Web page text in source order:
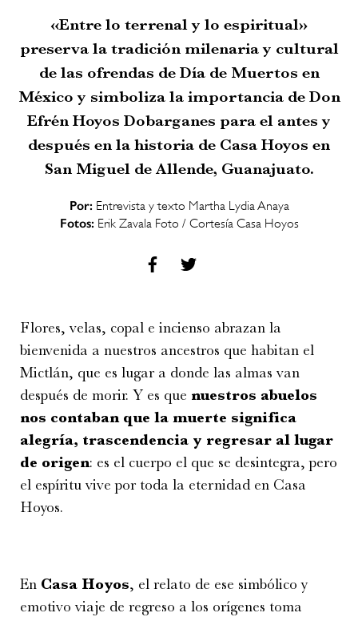
«Entre lo terrenal y lo espiritual»
preserva la tradición milenaria y cultural
de las ofrendas de Día de Muertos en
México y simboliza la importancia de Don
Efrén Hoyos Dobarganes para el antes y
después en la historia de Casa Hoyos en
San Miguel de Allende, Guanajuato.
Por: Entrevista y texto Martha Lydia Anaya
Fotos: Erik Zavala Foto / Cortesía Casa Hoyos
Flores, velas, copal e incienso abrazan la
bienvenida a nuestros ancestros que habitan el
Mictlán, que es lugar a donde las almas van
después de morir. Y es que nuestros abuelos
nos contaban que la muerte significa
alegría, trascendencia y regresar al lugar
de origen: es el cuerpo el que se desintegra, pero
el espíritu vive por toda la eternidad en Casa
Hoyos.
En Casa Hoyos, el relato de ese simbólico y
emotivo viaje de regreso a los orígenes toma